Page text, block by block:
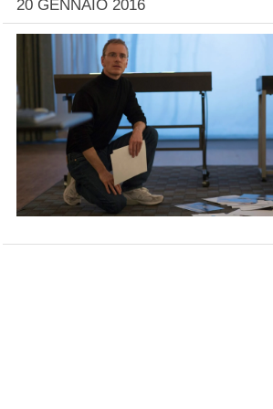
20 GENNAIO 2016